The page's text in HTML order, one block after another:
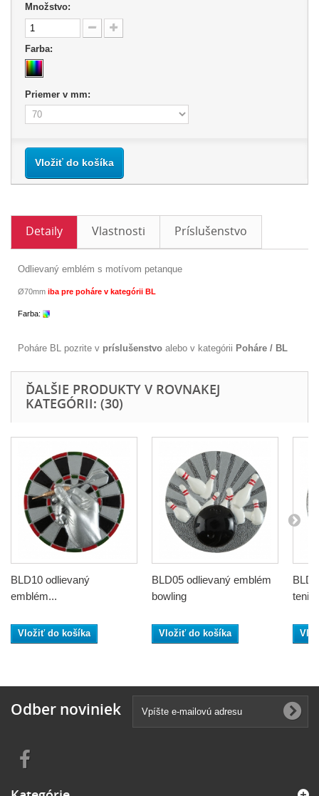
Množstvo:
Farba:
Priemer v mm:
Vložiť do košíka
Detaily Vlastnosti Príslušenstvo
Odlievaný emblém s motívom petanque
Ø70mm iba pre poháre v kategórii BL
Farba:
Poháre BL pozrite v príslušenstvo alebo v kategórii Poháre / BL
ĎALŠIE PRODUKTY V ROVNAKEJ
KATEGÓRII: (30)
BLD10 odlievaný
emblém...
Vložiť do košíka
BLD05 odlievaný emblém
bowling
Vložiť do košíka
tenis
Odber noviniek